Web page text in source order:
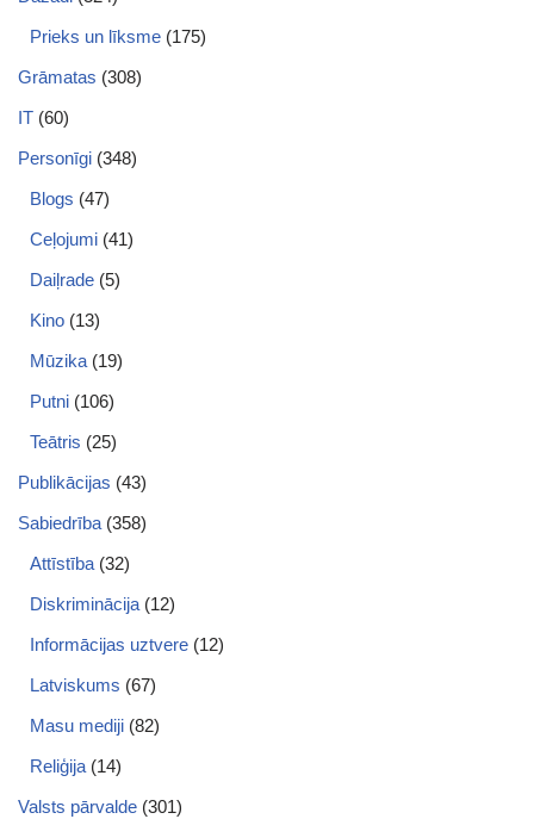
Prieks un līksme (175)
Grāmatas (308)
IT (60)
Personīgi (348)
Blogs (47)
Ceļojumi (41)
Daiļrade (5)
Kino (13)
Mūzika (19)
Putni (106)
Teātris (25)
Publikācijas (43)
Sabiedrība (358)
Attīstība (32)
Diskriminācija (12)
Informācijas uztvere (12)
Latviskums (67)
Masu mediji (82)
Reliģija (14)
Valsts pārvalde (301)